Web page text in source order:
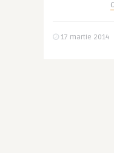
17 martie 2014